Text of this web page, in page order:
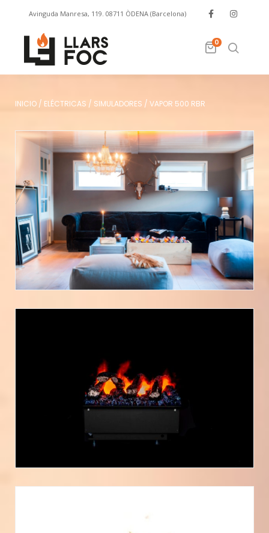
Avinguda Manresa, 119. 08711 ÒDENA (Barcelona)
info@llarsfoc.com 0
INICIO / ELÉCTRICAS / SIMULADORES / VAPOR 500 RBR